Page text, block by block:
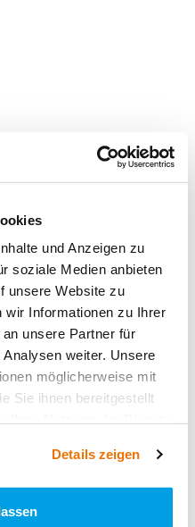
und Anzeigen zu
soziale Medien anbieten
unsere Website zu
wir Informationen zu Ihrer
unsere Partner für
weiter. Unsere
möglicherweise mit
Sie ihnen bereitgestellt
Details zeigen